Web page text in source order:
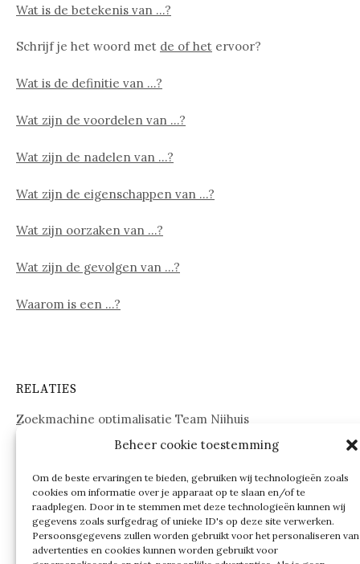
Beheer cookie toestemming
Om de beste ervaringen te bieden, gebruiken wij technologieën zoals
cookies om informatie over je apparaat op te slaan en/of te
raadplegen. Door in te stemmen met deze technologieën kunnen wij
gegevens zoals surfgedrag of unieke ID's op deze site verwerken.
Persoonsgegevens zullen worden gebruikt voor het personaliseren van
advertenties en cookies kunnen worden gebruikt voor
Wat is de betekenis van …?
Schrijf je het woord met de of het ervoor?
Wat is de definitie van …?
Wat zijn de voordelen van …?
Wat zijn de nadelen van …?
Wat zijn de eigenschappen van …?
Wat zijn oorzaken van …?
Wat zijn de gevolgen van …?
Waarom is een …?
RELATIES
Zoekmachine optimalisatie Team Nijhuis